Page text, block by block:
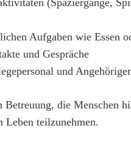
(Spaziergänge,
Aufgaben wie Essen
und Gespräche
und
die Menschen
Leben teilzunehmen.